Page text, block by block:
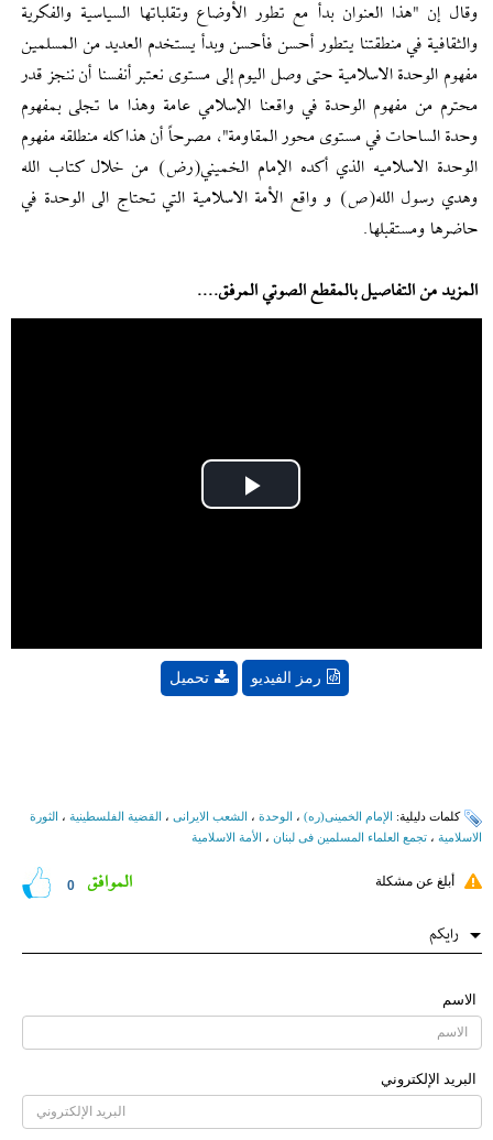
وقال إن "هذا العنوان بدأ مع تطور الأوضاع وتقلباتها السياسية والفكرية
والثقافية في منطقتنا يتطور أحسن فأحسن وبدأ يستخدم العديد من المسلمين
مفهوم الوحدة الاسلامية حتى وصل اليوم إلى مستوى نعتبر أنفسنا أن ننجز قدر
محترم من مفهوم الوحدة في واقعنا الإسلامي عامة وهذا ما تجلى بمفهوم
وحدة الساحات في مستوى محور المقاومة"، مصرحاً أن هذا كله منطلقه مفهوم
الوحدة الاسلاميه الذي أكده الإمام الخميني(رض) من خلال كتاب الله
وهدي رسول الله(ص) و واقع الأمة الاسلامية التي تحتاج الى الوحدة في
حاضرها ومستقبلها.
المزيد من التفاصيل بالمقطع الصوتي المرفق....
Play
رمز الفيديو تحميل
کلمات دلیلیة: الإمام الخمینی(ره) ، الوحدة ، الشعب الایرانی ، القضية الفلسطينية ،
الثورة
الاسلامیة ، تجمع العلماء المسلمین فی لبنان ، الأمة الاسلامیة
أبلغ عن مشكلة 0 الموافق
رایکم
الاسم
البرید الإلکتروني